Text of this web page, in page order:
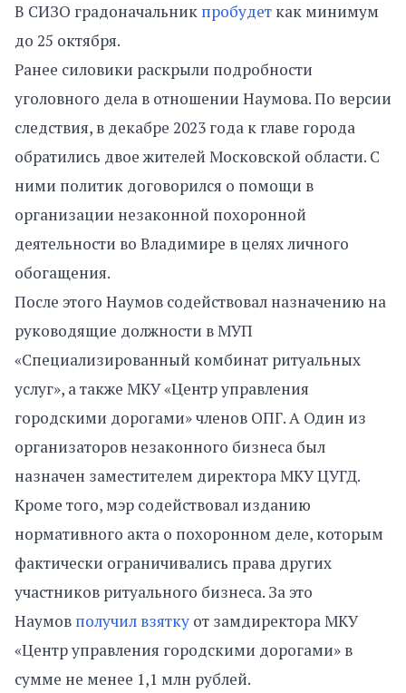
В СИЗО градоначальник пробудет как минимум
до 25 октября.
Ранее силовики раскрыли подробности
уголовного дела в отношении Наумова. По версии
следствия, в декабре 2023 года к главе города
обратились двое жителей Московской области. С
ними политик договорился о помощи в
организации незаконной похоронной
деятельности во Владимире в целях личного
обогащения.
После этого Наумов содействовал назначению на
руководящие должности в МУП
«Специализированный комбинат ритуальных
услуг», а также МКУ «Центр управления
городскими дорогами» членов ОПГ. А Один из
организаторов незаконного бизнеса был
назначен заместителем директора МКУ ЦУГД.
Кроме того, мэр содействовал изданию
нормативного акта о похоронном деле, которым
фактически ограничивались права других
участников ритуального бизнеса. За это
Наумов получил взятку от замдиректора МКУ
«Центр управления городскими дорогами» в
сумме не менее 1,1 млн рублей.